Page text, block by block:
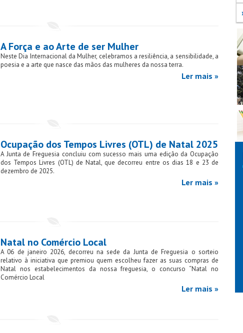
A Força e ao Arte de ser Mulher
Neste Dia Internacional da Mulher, celebramos a resiliência, a sensibilidade, a
poesia e a arte que nasce das mãos das mulheres da nossa terra.
Ler mais »
Ocupação dos Tempos Livres (OTL) de Natal 2025
A Junta de Freguesia concluiu com sucesso mais uma edição da Ocupação
dos Tempos Livres (OTL) de Natal, que decorreu entre os dias 18 e 23 de
dezembro de 2025.
Ler mais »
Natal no Comércio Local
A 06 de janeiro 2026, decorreu na sede da Junta de Freguesia o sorteio
relativo à iniciativa que premiou quem escolheu fazer as suas compras de
Natal nos estabelecimentos da nossa freguesia, o concurso “Natal no
Comércio Local
Ler mais »